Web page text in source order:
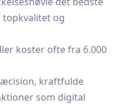
topkvalitet og
koster ofte fra 6.000
kraftfulde
som digital